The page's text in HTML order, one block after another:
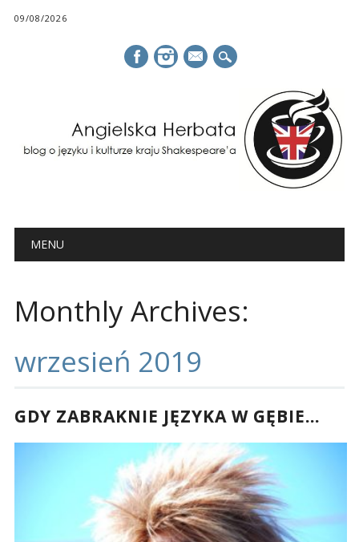
09/08/2026
mail
Main menu
MENU
Monthly Archives:
wrzesień 2019
GDY ZABRAKNIE JĘZYKA W GĘBIE…